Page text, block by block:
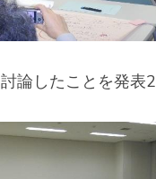
討論したことを発表2